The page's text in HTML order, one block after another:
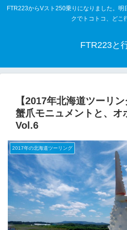
FTR223からVスト250乗りになりました。明
クでトコトコ、どこ
FTR223と
【2017年北海道ツーリ
蟹爪モニュメントと、オ
Vol.6
2017年の北海道ツーリング